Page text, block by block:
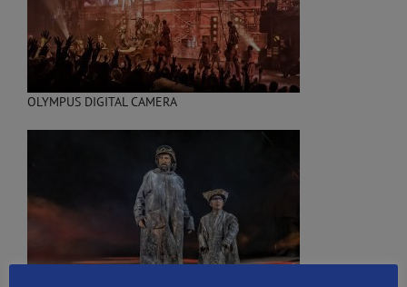
OLYMPUS DIGITAL CAMERA